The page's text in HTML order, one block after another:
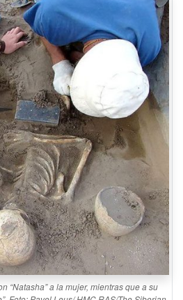
“Natasha” a la mujer, mientras que a su